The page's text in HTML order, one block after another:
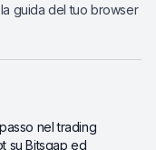
guida del tuo browser
nel trading
su Bitsgap ed